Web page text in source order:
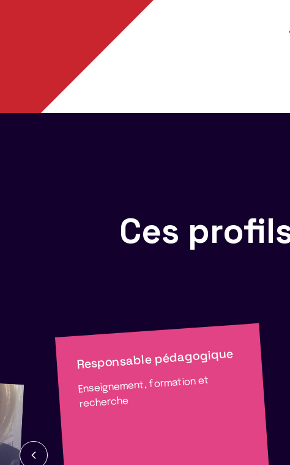
Ces
Responsable pédagogique
Enseignement, formation et
recherche